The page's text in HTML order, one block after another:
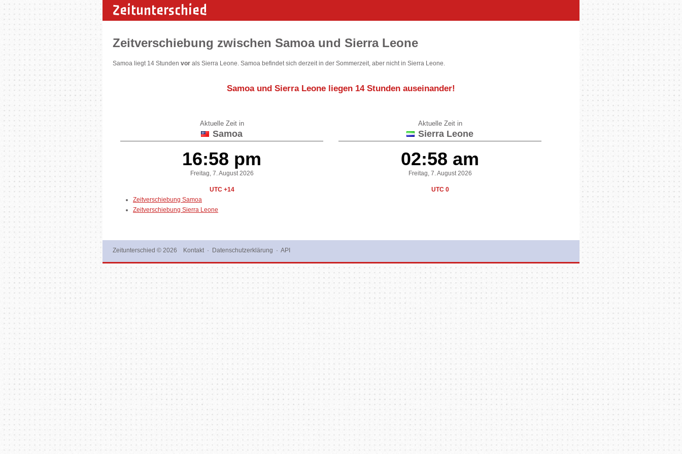
Zeitunterschied
Zeitverschiebung zwischen Samoa und Sierra Leone
Samoa liegt 14 Stunden vor als Sierra Leone. Samoa befindet sich derzeit in der Sommerzeit, aber nicht in Sierra Leone.
Samoa und Sierra Leone liegen 14 Stunden auseinander!
Aktuelle Zeit in
Samoa
16:58 pm
Freitag, 7. August 2026
UTC +14
Aktuelle Zeit in
Sierra Leone
02:58 am
Freitag, 7. August 2026
UTC 0
Zeitverschiebung Samoa
Zeitverschiebung Sierra Leone
Zeitunterschied © 2026 Kontakt· Datenschutzerklärung · API